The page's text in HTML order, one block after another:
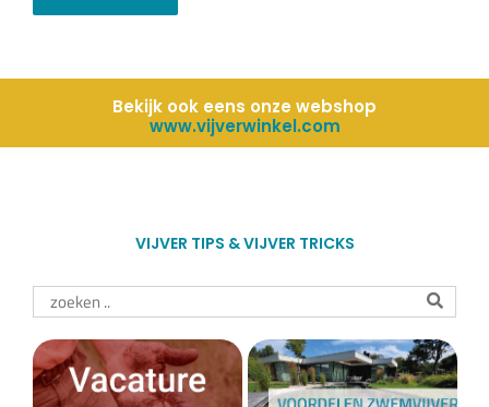
Bekijk ook eens onze webshop
www.vijverwinkel.com
VIJVER TIPS & VIJVER TRICKS